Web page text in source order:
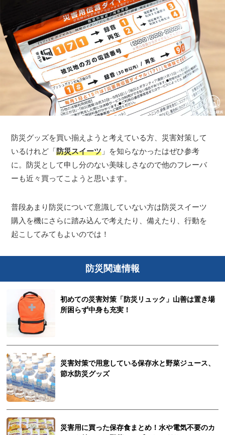
防災グッズを買い揃えようと考えている方、災害対策して
いるけれど「防災スイーツ 」を知らなかったはぜひ参考
に。防災として申し分のない美味しさなので他のフレーバ
ーも近々買ってこようと思います。
普段あまり防災について意識していない方は防災スイーツ
購入を機にさらに踏み込んで考えたり、備えたり、行動を
起こしてみてもよいのでは！
防災関連情報
初めての災害対策「防災リュック」山善は置き場
所困らず中身も充実！
災害対策で用意している保存水と野菜ジュース、
節水防災グッズ
災害用に買った保存食まとめ！水や電気不要のカ